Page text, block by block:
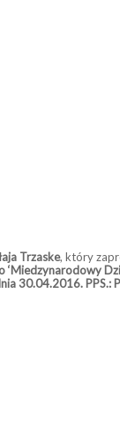
Trzaske, który
30.04.2016.